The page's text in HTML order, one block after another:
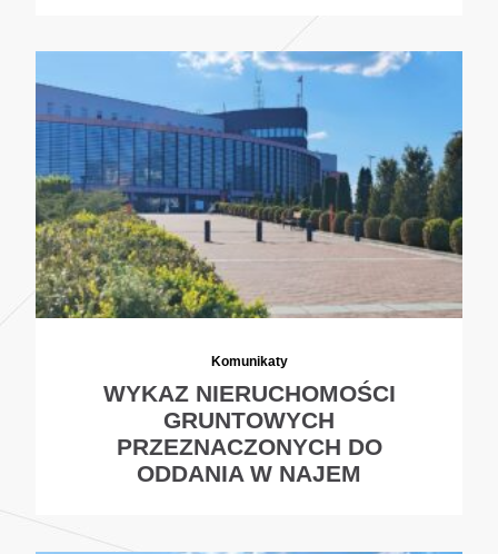
Komunikaty
WYKAZ NIERUCHOMOŚCI
GRUNTOWYCH
PRZEZNACZONYCH DO
ODDANIA W NAJEM